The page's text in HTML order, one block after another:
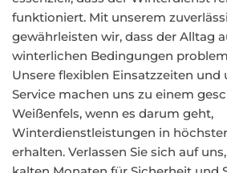
funktioniert. Mit unserem
gewährleisten wir, dass der Alltag
winterlichen Bedingungen
Unsere flexiblen Einsatzzeiten und
Service machen uns zu einem
Weißenfels, wenn es darum geht,
Winterdienstleistungen in
erhalten. Verlassen Sie sich auf